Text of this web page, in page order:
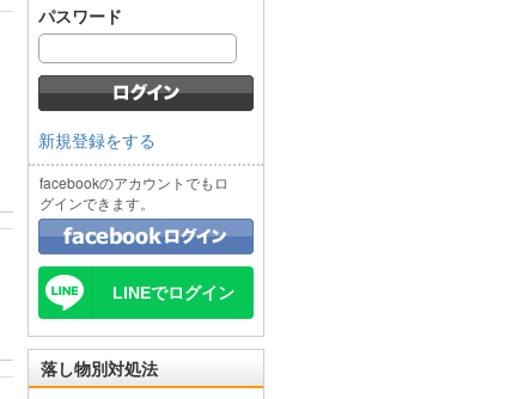
パスワード
新規登録をする
facebookのアカウントでもロ
グインできます。
LINEでログイン
落し物別対処法